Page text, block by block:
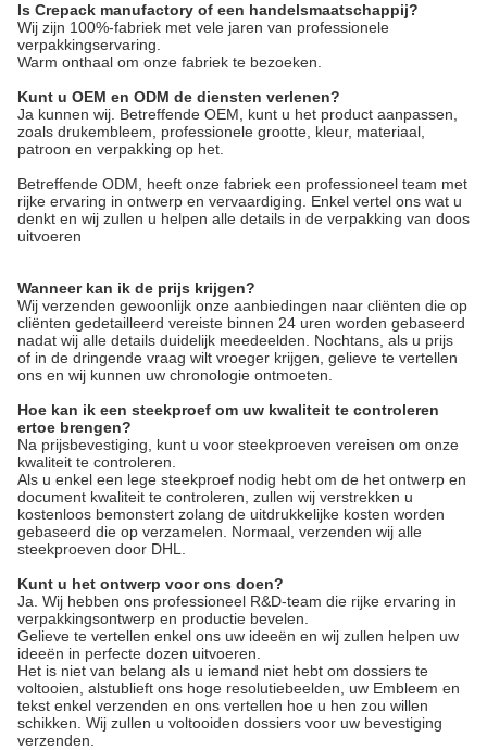
Is Crepack manufactory of een handelsmaatschappij?
Wij zijn 100%-fabriek met vele jaren van professionele
verpakkingservaring.
Warm onthaal om onze fabriek te bezoeken.
Kunt u OEM en ODM de diensten verlenen?
Ja kunnen wij. Betreffende OEM, kunt u het product aanpassen,
zoals drukembleem, professionele grootte, kleur, materiaal,
patroon en verpakking op het.
Betreffende ODM, heeft onze fabriek een professioneel team met
rijke ervaring in ontwerp en vervaardiging. Enkel vertel ons wat u
denkt en wij zullen u helpen alle details in de verpakking van doos
uitvoeren
Wanneer kan ik de prijs krijgen?
Wij verzenden gewoonlijk onze aanbiedingen naar cliënten die op
cliënten gedetailleerd vereiste binnen 24 uren worden gebaseerd
nadat wij alle details duidelijk meedeelden. Nochtans, als u prijs
of in de dringende vraag wilt vroeger krijgen, gelieve te vertellen
ons en wij kunnen uw chronologie ontmoeten.
Hoe kan ik een steekproef om uw kwaliteit te controleren
ertoe brengen?
Na prijsbevestiging, kunt u voor steekproeven vereisen om onze
kwaliteit te controleren.
Als u enkel een lege steekproef nodig hebt om de het ontwerp en
document kwaliteit te controleren, zullen wij verstrekken u
kostenloos bemonstert zolang de uitdrukkelijke kosten worden
gebaseerd die op verzamelen. Normaal, verzenden wij alle
steekproeven door DHL.
Kunt u het ontwerp voor ons doen?
Ja. Wij hebben ons professioneel R&D-team die rijke ervaring in
verpakkingsontwerp en productie bevelen.
Gelieve te vertellen enkel ons uw ideeën en wij zullen helpen uw
ideeën in perfecte dozen uitvoeren.
Het is niet van belang als u iemand niet hebt om dossiers te
voltooien, alstublieft ons hoge resolutiebeelden, uw Embleem en
tekst enkel verzenden en ons vertellen hoe u hen zou willen
schikken. Wij zullen u voltooiden dossiers voor uw bevestiging
verzenden.